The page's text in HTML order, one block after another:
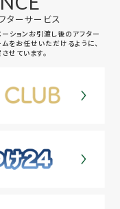
ターサービス
ーションお引渡し後のアフター
をお任せいただけるように、
せています。